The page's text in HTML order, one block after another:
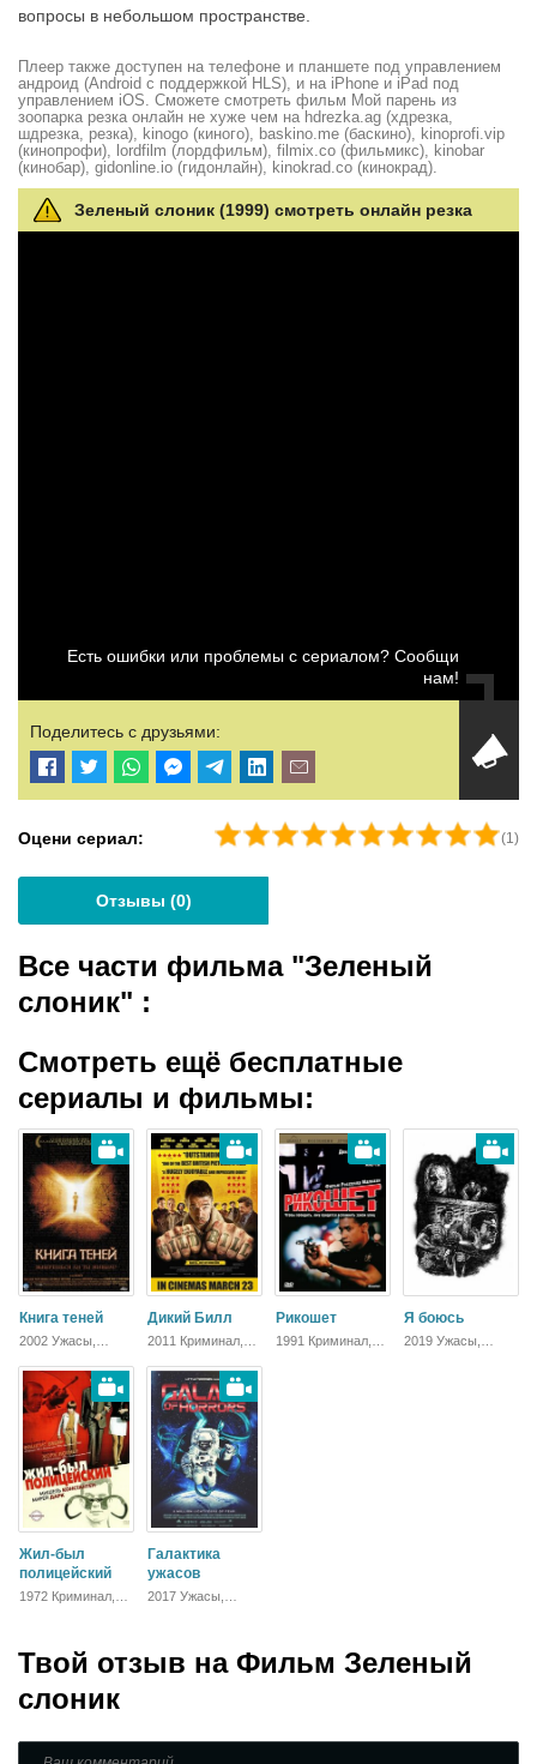
вопросы в небольшом пространстве.
Плеер также доступен на телефоне и планшете под управлением
андроид (Android с поддержкой HLS), и на iPhone и iPad под
управлением iOS. Сможете смотреть фильм Мой парень из
зоопарка резка онлайн не хуже чем на hdrezka.ag (хдрезка,
шдрезка, резка), kinogo (киного), baskino.me (баскино), kinoprofi.vip
(кинопрофи), lordfilm (лордфильм), filmix.co (фильмикс), kinobar
(кинобар), gidonline.io (гидонлайн), kinokrad.сo (кинокрад).
Зеленый слоник (1999) смотреть онлайн резка
Есть ошибки или проблемы с сериалом? Сообщи
нам!
Поделитесь с друзьями:
Оцени сериал: (1)
Отзывы (0)
Все части фильма "Зеленый
слоник" :
Смотреть ещё бесплатные
сериалы и фильмы:
Книга теней
2002 Ужасы,
Дикий Билл
2011 Криминал,
Рикошет
1991 Криминал,
Я боюсь
2019 Ужасы,
Жил-был
полицейский
1972 Криминал,
Галактика
ужасов
2017 Ужасы,
Твой отзыв на Фильм Зеленый
слоник